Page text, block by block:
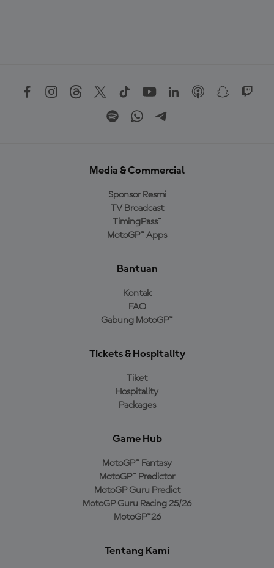
Media & Commercial
Sponsor Resmi
TV Broadcast
TimingPass™
MotoGP™ Apps
Bantuan
Kontak
FAQ
Gabung MotoGP™
Tickets & Hospitality
Tiket
Hospitality
Packages
Game Hub
MotoGP™ Fantasy
MotoGP™ Predictor
MotoGP Guru Predict
MotoGP Guru Racing 25/26
MotoGP™26
Tentang Kami